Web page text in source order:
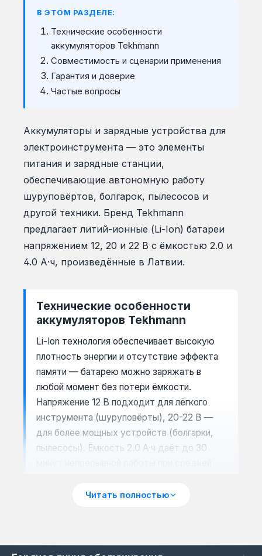
В ЭТОМ РАЗДЕЛЕ:
Технические особенности
аккумуляторов Tekhmann
Совместимость и сценарии применения
Гарантия и доверие
Частые вопросы
Аккумуляторы и зарядные устройства для
электроинструмента — это элементы
питания и зарядные станции,
обеспечивающие автономную работу
шуруповёртов, болгарок, пылесосов и
другой техники. Бренд Tekhmann
предлагает литий-ионные (Li-Ion) батареи
напряжением 12, 20 и 22 В с ёмкостью 2.0 и
4.0 А·ч, произведённые в Латвии.
Технические особенности
аккумуляторов Tekhmann
Li-Ion технология обеспечивает высокую
плотность энергии и отсутствие эффекта
памяти — батарею можно заряжать в
любой момент без потери ёмкости.
Напряжение 12 В подходит для лёгкого
инструмента (шуруповёрты), 20-22 В —
для более мощных устройств (болгарки,
пылесосы). Ёмкость 2.0 А·ч даёт до 30
устройства Tekhmann автоматически
Читать полностью